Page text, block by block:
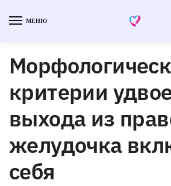
МЕНЮ
критерии
выхода из
желудочка
себя